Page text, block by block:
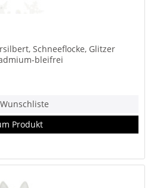
Schneeflocke, Glitzer
bleifrei
Wunschliste
Produkt